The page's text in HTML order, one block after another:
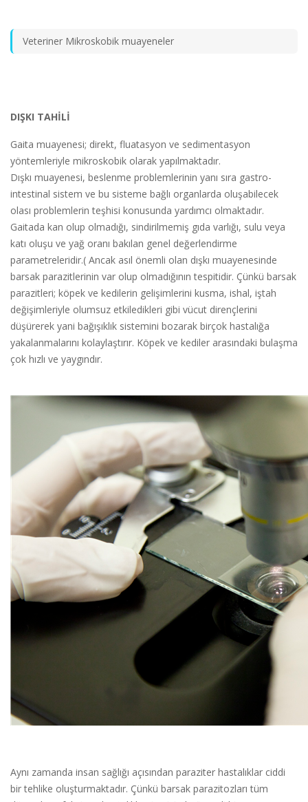
Veteriner Mikroskobik muayeneler
DIŞKI TAHİLİ
Gaita muayenesi; direkt, fluatasyon ve sedimentasyon
yöntemleriyle mikroskobik olarak yapılmaktadır.
Dışkı muayenesi, beslenme problemlerinin yanı sıra gastro-
intestinal sistem ve bu sisteme bağlı organlarda oluşabilecek
olası problemlerin teşhisi konusunda yardımcı olmaktadır.
Gaitada kan olup olmadığı, sindirilmemiş gıda varlığı, sulu veya
katı oluşu ve yağ oranı bakılan genel değerlendirme
parametreleridir.( Ancak asıl önemli olan dışkı muayenesinde
barsak parazitlerinin var olup olmadığının tespitidir. Çünkü barsak
parazitleri; köpek ve kedilerin gelişimlerini kusma, ishal, iştah
değişimleriyle olumsuz etkiledikleri gibi vücut dirençlerini
düşürerek yani bağışıklık sistemini bozarak birçok hastalığa
yakalanmalarını kolaylaştırır. Köpek ve kediler arasındaki bulaşma
çok hızlı ve yaygındır.
Aynı zamanda insan sağlığı açısından paraziter hastalıklar ciddi
bir tehlike oluşturmaktadır. Çünkü barsak parazitozları tüm